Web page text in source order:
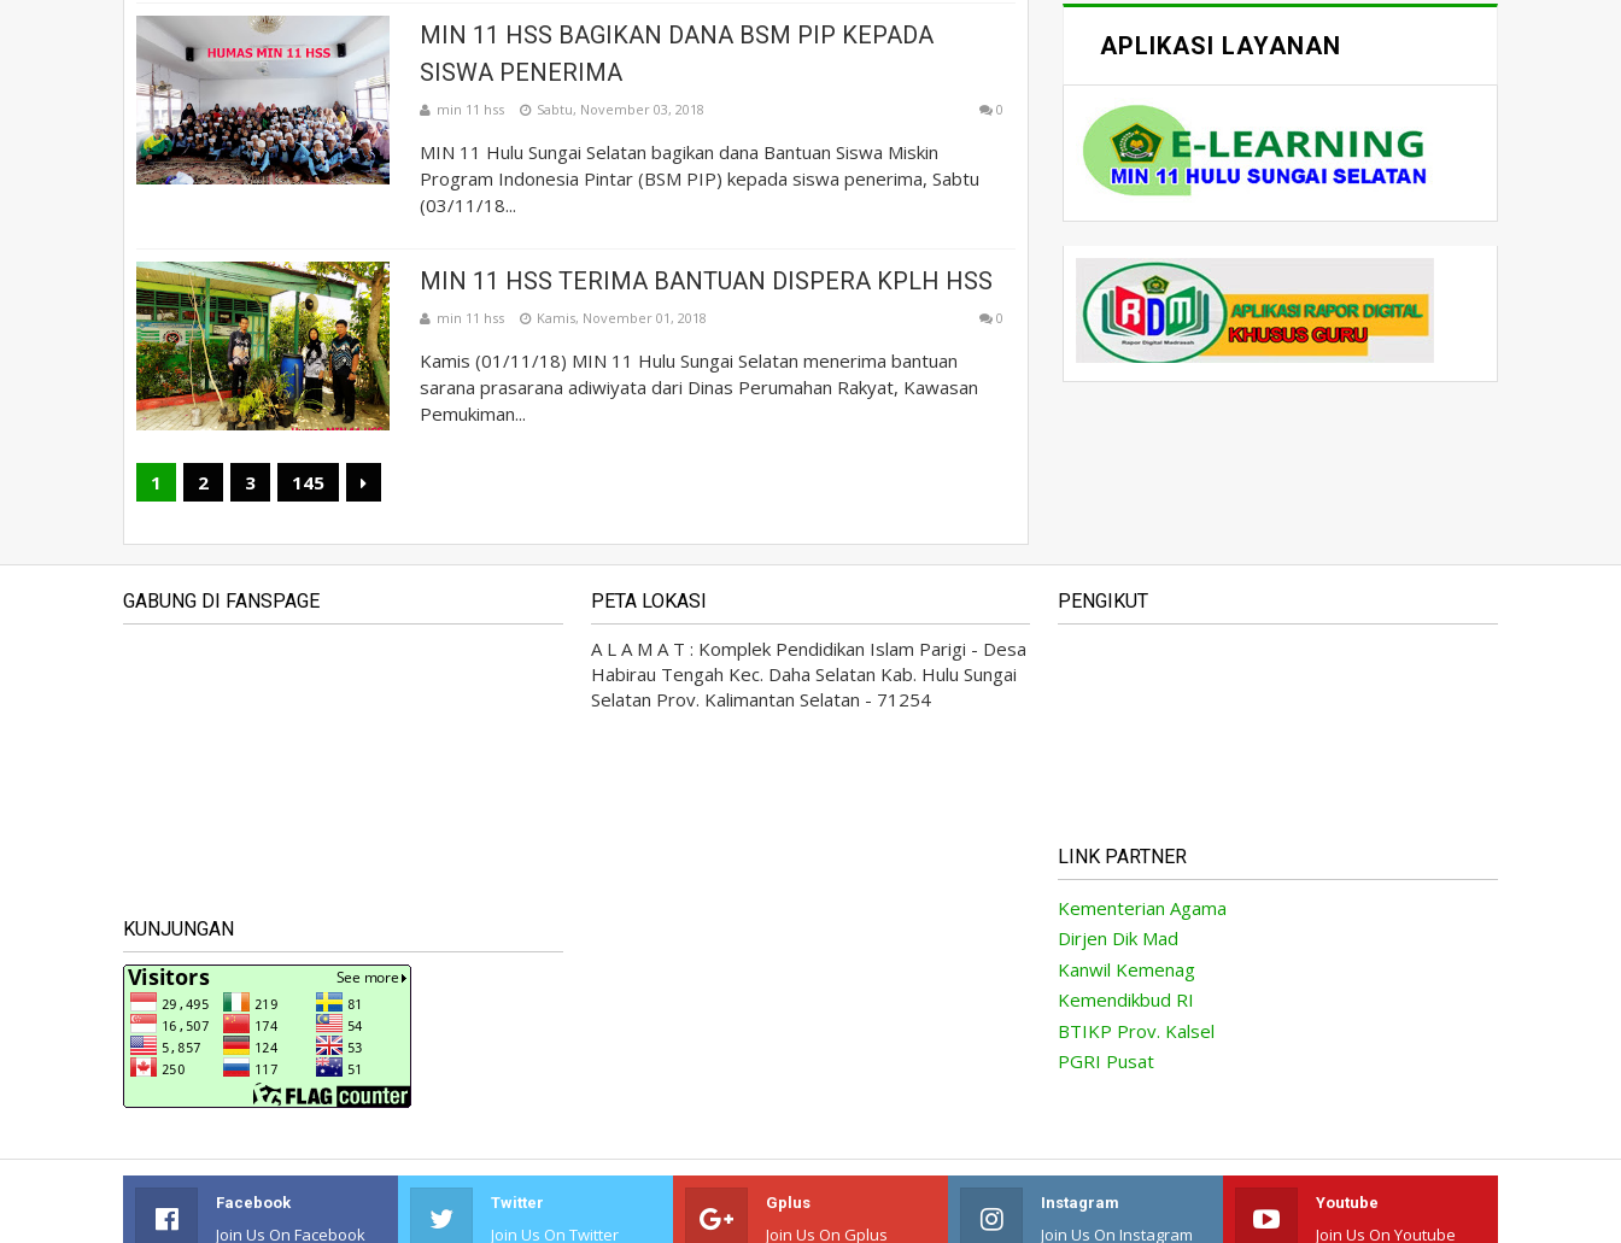
MIN 11 HSS BAGIKAN DANA BSM PIP KEPADA
SISWA PENERIMA
min 11 hss Sabtu, November 03, 2018 0
MIN 11 Hulu Sungai Selatan bagikan dana Bantuan Siswa Miskin
Program Indonesia Pintar (BSM PIP) kepada siswa penerima, Sabtu
(03/11/18...
MIN 11 HSS TERIMA BANTUAN DISPERA KPLH HSS
min 11 hss Kamis, November 01, 2018 0
Kamis (01/11/18) MIN 11 Hulu Sungai Selatan menerima bantuan
sarana prasarana adiwiyata dari Dinas Perumahan Rakyat, Kawasan
Pemukiman...
1 2 3 145
APLIKASI LAYANAN
GABUNG DI FANSPAGE
KUNJUNGAN
PETA LOKASI
A L A M A T : Komplek Pendidikan Islam Parigi - Desa
Habirau Tengah Kec. Daha Selatan Kab. Hulu Sungai
Selatan Prov. Kalimantan Selatan - 71254
PENGIKUT
LINK PARTNER
Kementerian Agama
Dirjen Dik Mad
Kanwil Kemenag
Kemendikbud RI
BTIKP Prov. Kalsel
PGRI Pusat
Facebook
Join Us On Facebook
Twitter
Join Us On Twitter
Gplus
Join Us On Gplus
Instagram
Join Us On Instagram
Youtube
Join Us On Youtube